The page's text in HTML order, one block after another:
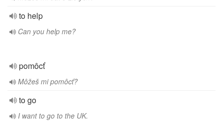
to help
Can you help me?
pomôcť
Môžeš mi pomôcť?
to go
I want to go to the UK.